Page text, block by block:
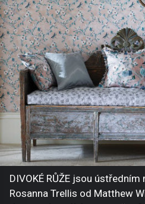
DIVOKÉ RŮŽE jsou
Rosanna Trellis od Matthew